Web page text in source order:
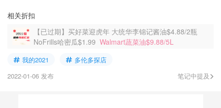
相关折扣
【已过期】买好菜迎虎年 大统华李锦记酱油$4.88/2瓶
NoFrills哈密瓜$1.99 Walmart蔬菜油$9.88/5L
我的2021
多伦多探店
2022-01-06 发布
笔记中提及